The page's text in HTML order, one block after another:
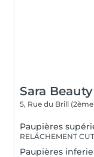
Sara Beauty
5, Rue du Brill
Paupières
Paupières